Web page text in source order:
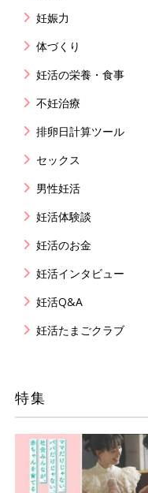
妊娠力
体づくり
妊活の栄養・食事
不妊治療
排卵日計算ツール
セックス
男性妊活
妊活体験談
妊活のお金
妊活インタビュー
妊活Q&A
妊活たまごクラブ
特集